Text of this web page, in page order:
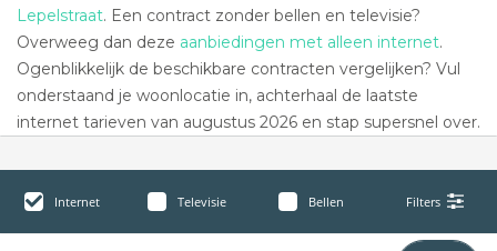
Lepelstraat. Een contract zonder bellen en televisie?
Overweeg dan deze aanbiedingen met alleen internet.
Ogenblikkelijk de beschikbare contracten vergelijken? Vul
onderstaand je woonlocatie in, achterhaal de laatste
internet tarieven van augustus 2026 en stap supersnel over.
Internet Televisie Bellen Filters